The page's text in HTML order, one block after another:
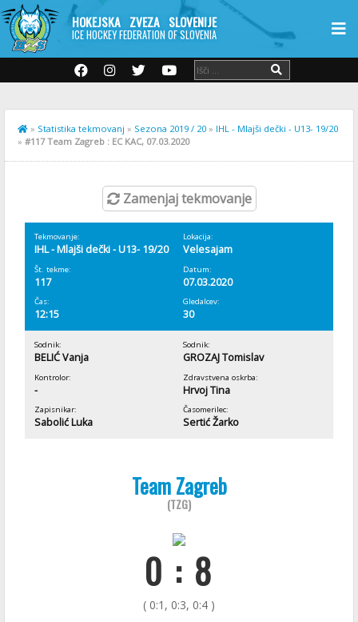
HOKEJSKA ZVEZA SLOVENIJE
ICE HOCKEY FEDERATION OF SLOVENIA
» Statistika tekmovanj » Sezona 2019 / 20 » IHL - Mlajši dečki - U13- 19/20
» #117 Team Zagreb : EC KAC, 07.03.2020
Zamenjaj tekmovanje
Tekmovanje:
IHL - Mlajši dečki - U13- 19/20
Lokacija:
Velesajam
Št. tekme:
117
Datum:
07.03.2020
Čas:
12:15
Gledalcev:
30
Sodnik:
BELIĆ Vanja
Sodnik:
GROZAJ Tomislav
Kontrolor:
-
Zdravstvena oskrba:
Hrvoj Tina
Zapisnikar:
Sabolić Luka
Časomerilec:
Sertić Žarko
Team Zagreb
(TZG)
0 : 8
( 0:1, 0:3, 0:4 )